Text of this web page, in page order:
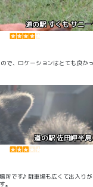
道の駅 すくも サニ
で、ロケーションはとても良かっ
道の駅 佐田岬半
です♪ 駐車場も広くて出入りが
。